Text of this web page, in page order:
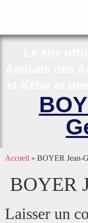
Accueil » BOYER Jean-
BOYER
Laisser un